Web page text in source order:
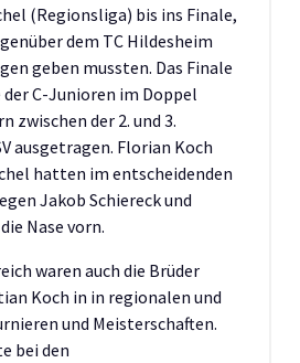
(Regionsliga) bis ins Finale,
dem TC Hildesheim
geben mussten. Das Finale
C-Junioren im Doppel
zwischen der 2. und 3.
ausgetragen. Florian Koch
hatten im entscheidenden
Jakob Schiereck und
Nase vorn.
waren auch die Brüder
Koch in in regionalen und
und Meisterschaften.
bei den